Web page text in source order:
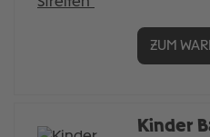
ZUM
Kinder